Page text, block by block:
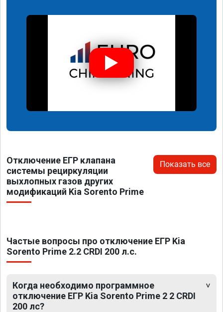
Отключение ЕГР клапана
системы рециркуляции
выхлопных газов других
модификаций Kia Sorento Prime
Показать все
Частые вопросы про отключение ЕГР Kia
Sorento Prime 2.2 CRDI 200 л.с.
Когда необходимо программное
отключение ЕГР Kia Sorento Prime 2 2 CRDI
200 лс?